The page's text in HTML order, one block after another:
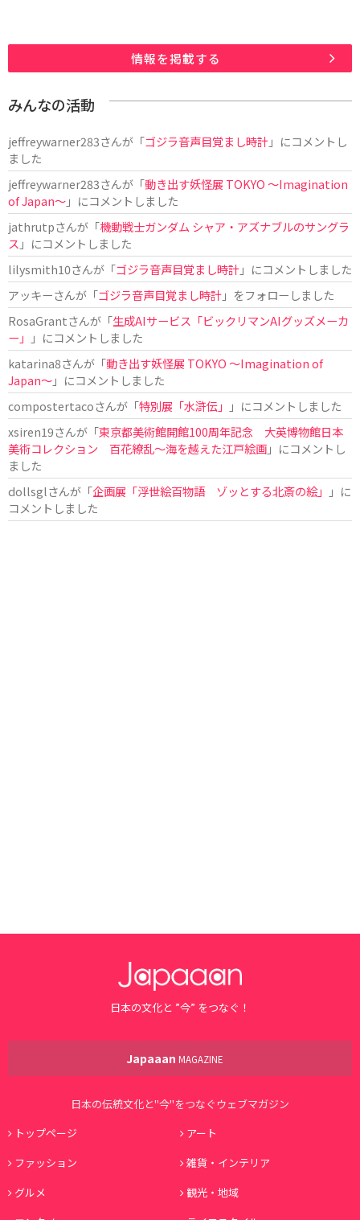
情報を掲載する
みんなの活動
jeffreywarner283さんが「ゴジラ音声目覚まし時計」にコメントし
ました
jeffreywarner283さんが「動き出す妖怪展 TOKYO 〜Imagination
of Japan〜」にコメントしました
jathrutpさんが「機動戦士ガンダム シャア・アズナブルのサングラ
ス 」にコメントしました
lilysmith10さんが「ゴジラ音声目覚まし時計」にコメントしました
アッキーさんが「ゴジラ音声目覚まし時計」をフォローしました
RosaGrantさんが「生成AIサービス「ビックリマンAIグッズメーカ
ー」
」にコメントしました
katarina8さんが「動き出す妖怪展 TOKYO 〜Imagination of
Japan〜」にコメントしました
compostertacoさんが「特別展「水滸伝」
」にコメントしました
xsiren19さんが「東京都美術館開館100周年記念 大英博物館日本
美術コレクション 百花繚乱～海を越えた江戸絵画」にコメントし
ました
dollsglさんが「企画展「浮世絵百物語 ゾッとする北斎の絵」
」に
コメントしました
日本の文化と ”今” をつなぐ！
Japaaan MAGAZINE
日本の伝統文化と"今"をつなぐウェブマガジン
トップページ
アート
ファッション
雑貨・インテリア
グルメ
観光・地域